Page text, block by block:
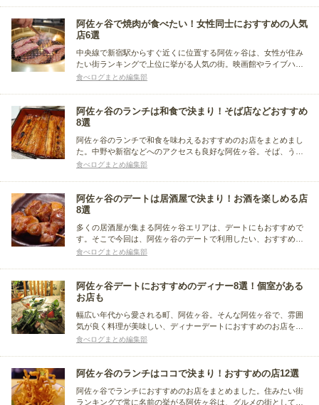
阿佐ヶ谷で焼肉が食べたい！女性同士におすすめの人気
店6選
中央線で新宿駅からすぐ近くに位置する阿佐ヶ谷は、女性が住み
たい街ランキングで上位に挙がる人気の街。映画館やライブハウ
スなど独特の文化が息づき、各国料理のお店も多くグルメな街と
食べログまとめ編集部
阿佐ヶ谷のランチは和食で決まり！そば店などおすすめ
8選
阿佐ヶ谷のランチで和食を味わえるおすすめのお店をまとめまし
た。中野や新宿などへのアクセスも良好な阿佐ヶ谷。そば、うな
重、ひれかつ、寿司などが味わえる、阿佐ヶ谷の人気和食店をピ
食べログまとめ編集部
阿佐ヶ谷のデートは居酒屋で決まり！お酒を楽しめる店
8選
多くの居酒屋が集まる阿佐ヶ谷エリアは、デートにもおすすめで
す。そこで今回は、阿佐ヶ谷のデートで利用したい、おすすめの
居酒屋をまとめました。定番の焼き鳥店はもちろん、あっさり和
食べログまとめ編集部
阿佐ヶ谷デートにおすすめのディナー8選！個室がある
お店も
幅広い年代から愛される町、阿佐ヶ谷。そんな阿佐ヶ谷で、雰囲
気が良く料理が美味しい、ディナーデートにおすすめのお店をま
とめました。個室がある中国料理店、薪釜焼きのピッツアを味わ
食べログまとめ編集部
阿佐ヶ谷のランチはココで決まり！おすすめの店12選
阿佐ヶ谷でランチにおすすめのお店をまとめました。住みたい街
ランキングで常に名前の挙がる阿佐ヶ谷は、グルメの街としても